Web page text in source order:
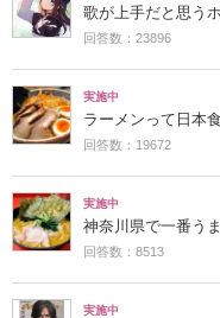
歌が上手だと思う
回答数：23896
実施中
ラーメンって日本
回答数：19672
実施中
神奈川県で一番う
回答数：8513
実施中